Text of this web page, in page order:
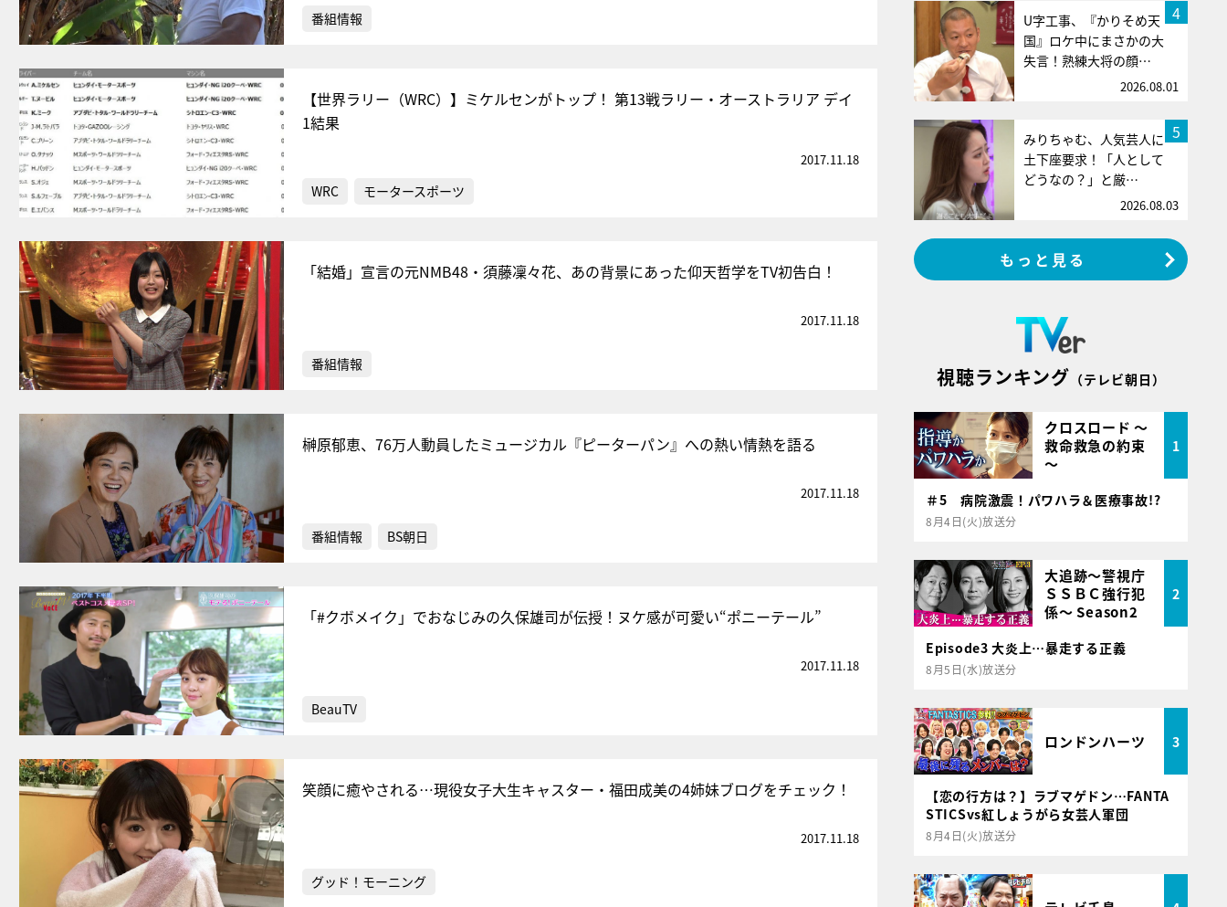
番組情報
【世界ラリー（WRC）】ミケルセンがトップ！ 第13戦ラリー・オーストラリア デイ
1結果
2017.11.18
WRC モータースポーツ
「結婚」宣言の元NMB48・須藤凜々花、あの背景にあった仰天哲学をTV初告白！
2017.11.18
番組情報
榊原郁恵、76万人動員したミュージカル『ピーターパン』への熱い情熱を語る
2017.11.18
番組情報 BS朝日
「#クボメイク」でおなじみの久保雄司が伝授！ヌケ感が可愛い“ポニーテール”
2017.11.18
BeauTV
笑顔に癒やされる…現役女子大生キャスター・福田成美の4姉妹ブログをチェック！
2017.11.18
グッド！モーニング
4
U字工事、『かりそめ天
国』ロケ中にまさかの大
失言！熟練大将の顔…
2026.08.01
5
みりちゃむ、人気芸人に
土下座要求！「人として
どうなの？」と厳…
2026.08.03
もっと見る
視聴ランキング （テレビ朝日）
クロスロード ～
救命救急の約束
～
1
＃5 病院激震！パワハラ＆医療事故!?
8月4日(火)放送分
大追跡～警視庁
ＳＳＢＣ強行犯
係～ Season2
2
Episode3 大炎上…暴走する正義
8月5日(水)放送分
ロンドンハーツ 3
【恋の行方は？】ラブマゲドン…FANTA
STICSvs紅しょうがら女芸人軍団
8月4日(火)放送分